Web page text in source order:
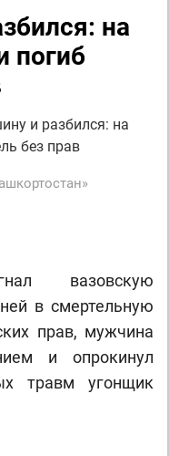
на
погиб
и разбился: на
без прав
вазовскую
в смертельную
прав, мужчина
и опрокинул
травм угонщик